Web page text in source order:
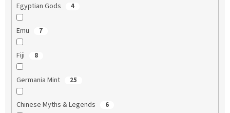
Egyptian Gods 4
Emu 7
Fiji 8
Germania Mint 25
Chinese Myths & Legends 6